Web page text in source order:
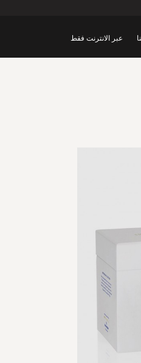
عبر الانترنت فقط